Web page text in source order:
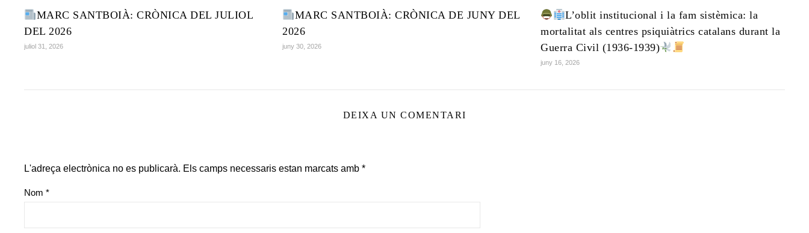
MARC SANTBOIÀ: CRÒNICA DEL JULIOL
DEL 2026
juliol 31, 2026
MARC SANTBOIÀ: CRÒNICA DE JUNY DEL
2026
juny 30, 2026
L’oblit institucional i la fam sistèmica: la
mortalitat als centres psiquiàtrics catalans durant la
Guerra Civil (1936-1939)
juny 16, 2026
DEIXA UN COMENTARI
L'adreça electrònica no es publicarà. Els camps necessaris estan marcats amb *
Nom *